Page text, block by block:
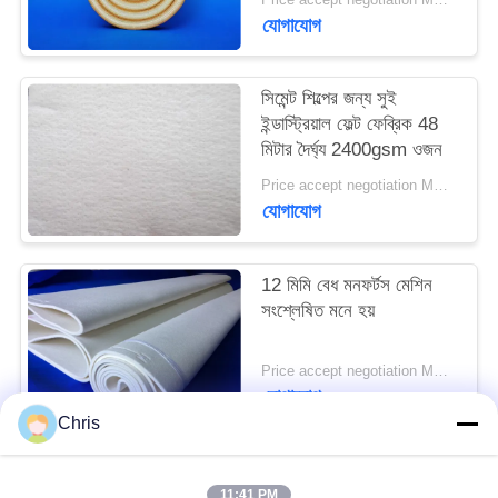
PRIVACY
POLICY
যোগাযোগ
সিমেন্ট শিল্পের জন্য সুই
ইন্ডাস্ট্রিয়াল ফেল্ট ফেব্রিক 48
মিটার দৈর্ঘ্য 2400gsm ওজন
Price accept negotiation MOQ:এক পিসি
যোগাযোগ
12 মিমি বেধ মনফর্টস মেশিন
সংশ্লেষিত মনে হয়
Price accept negotiation MOQ:1 টুকরা
যোগাযোগ
Chris
11:41 PM